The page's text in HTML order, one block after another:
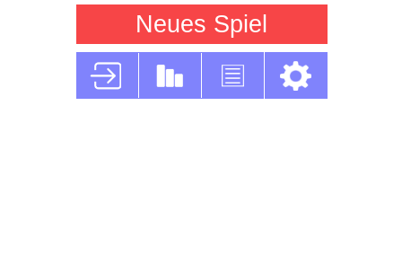
Neues Spiel